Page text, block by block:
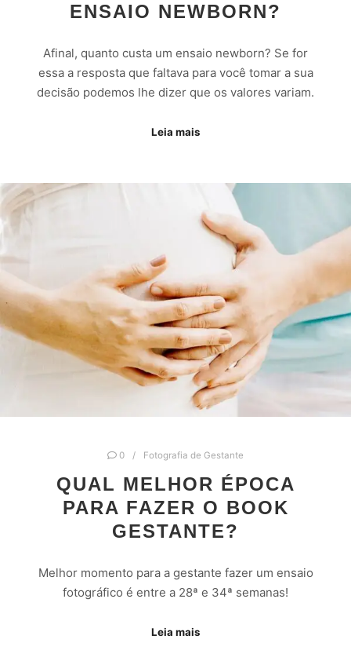
ENSAIO NEWBORN?
Afinal, quanto custa um ensaio newborn? Se for
essa a resposta que faltava para você tomar a sua
decisão podemos lhe dizer que os valores variam.
Leia mais
0 Fotografia de Gestante
QUAL MELHOR ÉPOCA
PARA FAZER O BOOK
GESTANTE?
Melhor momento para a gestante fazer um ensaio
fotográfico é entre a 28ª e 34ª semanas!
Leia mais